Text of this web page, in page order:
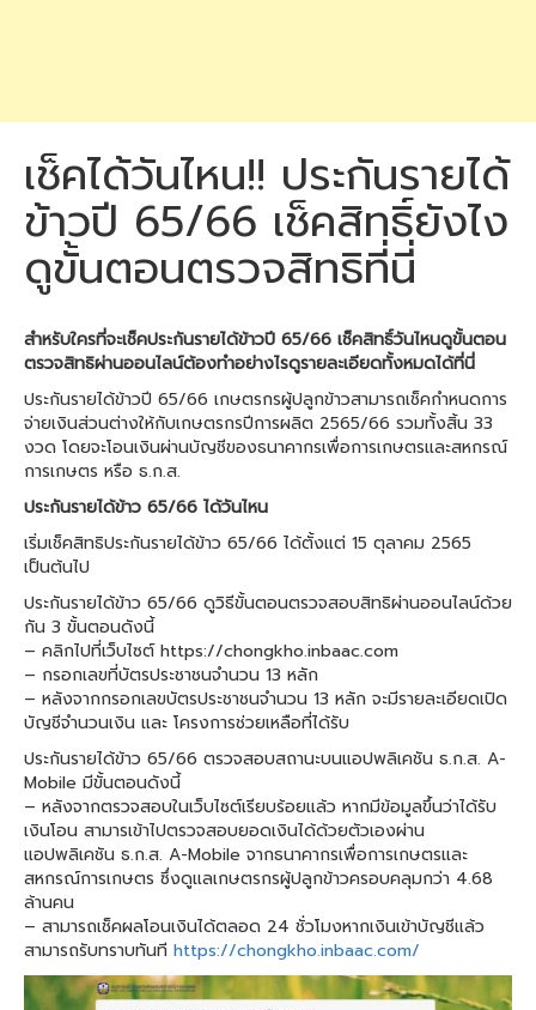
เช็คได้วันไหน!! ประกันรายได้
ข้าวปี 65/66 เช็คสิทธิ์ยังไง
ดูขั้นตอนตรวจสิทธิที่นี่
สำหรับใครที่จะเช็คประกันรายได้ข้าวปี 65/66 เช็คสิทธิ์วันไหนดูขั้นตอน
ตรวจสิทธิผ่านออนไลน์ต้องทำอย่างไรดูรายละเอียดทั้งหมดได้ที่นี่
ประกันรายได้ข้าวปี 65/66 เกษตรกรผู้ปลูกข้าวสามารถเช็คกำหนดการ
จ่ายเงินส่วนต่างให้กับเกษตรกรปีการผลิต 2565/66 รวมทั้งสิ้น 33
งวด โดยจะโอนเงินผ่านบัญชีของธนาคากรเพื่อการเกษตรและสหกรณ์
การเกษตร หรือ ธ.ก.ส.
ประกันรายได้ข้าว 65/66 ได้วันไหน
เริ่มเช็คสิทธิประกันรายได้ข้าว 65/66 ได้ตั้งแต่ 15 ตุลาคม 2565
เป็นต้นไป
ประกันรายได้ข้าว 65/66 ดูวิธีขั้นตอนตรวจสอบสิทธิผ่านออนไลน์ด้วย
กัน 3 ขั้นตอนดังนี้
– คลิกไปที่เว็บไซต์ https://chongkho.inbaac.com
– กรอกเลขที่บัตรประชาชนจำนวน 13 หลัก
– หลังจากกรอกเลขบัตรประชาชนจำนวน 13 หลัก จะมีรายละเอียดเปิด
บัญชีจำนวนเงิน และ โครงการช่วยเหลือที่ได้รับ
ประกันรายได้ข้าว 65/66 ตรวจสอบสถานะบนแอปพลิเคชัน ธ.ก.ส. A-
Mobile มีขั้นตอนดังนี้
– หลังจากตรวจสอบในเว็บไซต์เรียบร้อยแล้ว หากมีข้อมูลขึ้นว่าได้รับ
เงินโอน สามารเข้าไปตรวจสอบยอดเงินได้ด้วยตัวเองผ่าน
แอปพลิเคชัน ธ.ก.ส. A-Mobile จากธนาคากรเพื่อการเกษตรและ
สหกรณ์การเกษตร ซึ่งดูแลเกษตรกรผู้ปลูกข้าวครอบคลุมกว่า 4.68
ล้านคน
– สามารถเช็คผลโอนเงินได้ตลอด 24 ชั่วโมงหากเงินเข้าบัญชีแล้ว
สามารถรับทราบทันที https://chongkho.inbaac.com/